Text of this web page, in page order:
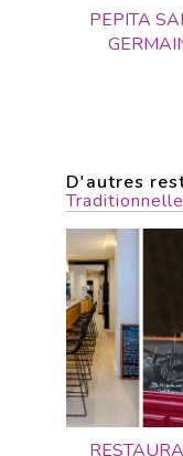
PEPITA
D'autres
Traditionnelle